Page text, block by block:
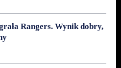
Rangers. Wynik dobry,